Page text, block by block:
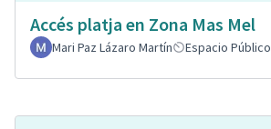
Accés platja en Zona Mas Mel
Mari Paz Lázaro Martín
Espacio Público